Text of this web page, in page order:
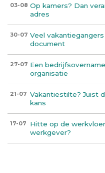
03-08 Op kamers? Dan
adres
30-07 Veel
document
27-07 Een
organisatie
21-07 Vakantiestilte? Juist
kans
17-07
Hitte op de
werkgever?